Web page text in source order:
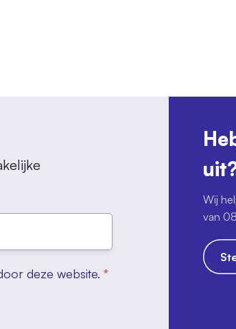
deze website. *
Wij
van